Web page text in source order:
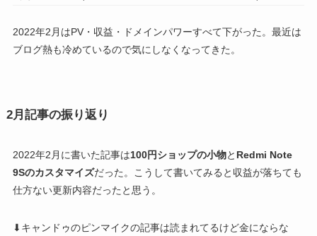
2022年2月はPV・収益・ドメインパワーすべて下がった。最近は
ブログ熱も冷めているので気にしなくなってきた。
2月記事の振り返り
2022年2月に書いた記事は100円ショップの小物と Redmi Note
9Sのカスタマイズだった。こうして書いてみると収益が落ちても
仕方ない更新内容だったと思う。
⬇キャンドゥのピンマイクの記事は読まれてるけど金にならな